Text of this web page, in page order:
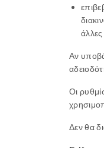
Αν
Οι
Δεν θα